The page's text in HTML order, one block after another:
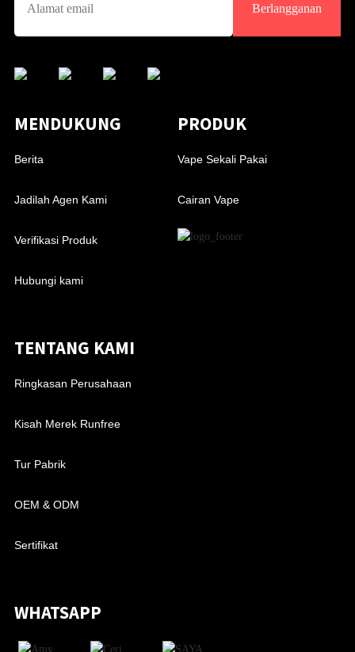
Berlangganan
MENDUKUNG
Berita
Jadilah Agen Kami
Verifikasi Produk
Hubungi kami
PRODUK
Vape Sekali Pakai
Cairan Vape
TENTANG KAMI
Ringkasan Perusahaan
Kisah Merek Runfree
Tur Pabrik
OEM & ODM
Sertifikat
WHATSAPP